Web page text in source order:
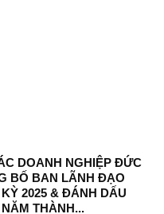
DOANH NGHIỆP ĐỨC
BỐ BAN LÃNH ĐẠO
2025 & ĐÁNH DẤU
THÀNH...